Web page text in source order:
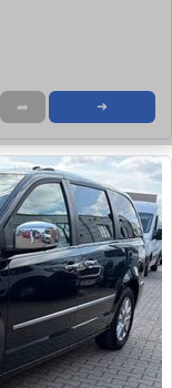
➦ ➜